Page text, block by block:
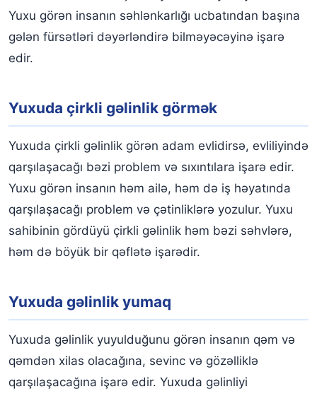
Yuxu görən insanın səhlənkarlığı ucbatından başına
gələn fürsətləri dəyərləndirə bilməyəcəyinə işarə
edir.
Yuxuda çirkli gəlinlik görmək
Yuxuda çirkli gəlinlik görən adam evlidirsə, evliliyində
qarşılaşacağı bəzi problem və sıxıntılara işarə edir.
Yuxu görən insanın həm ailə, həm də iş həyatında
qarşılaşacağı problem və çətinliklərə yozulur. Yuxu
sahibinin gördüyü çirkli gəlinlik həm bəzi səhvlərə,
həm də böyük bir qəflətə işarədir.
Yuxuda gəlinlik yumaq
Yuxuda gəlinlik yuyulduğunu görən insanın qəm və
qəmdən xilas olacağına, sevinc və gözəlliklə
qarşılaşacağına işarə edir. Yuxuda gəlinliyi